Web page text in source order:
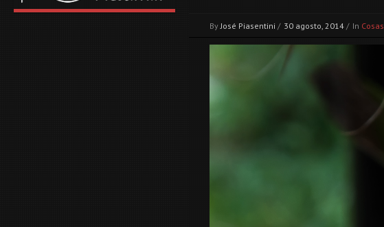
ByJosé Piasentini / 30 agosto, 2014 / In Cosas